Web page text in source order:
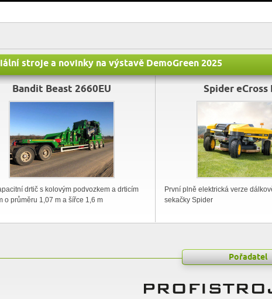
stroje a novinky na výstavě DemoGreen 2025
Bandit Beast 2660EU
drtič s kolovým podvozkem a drticím
o průměru 1,07 m a šířce 1,6 m
Spider eCross
První plně elektrická verze
sekačky Spider
Pořadatel